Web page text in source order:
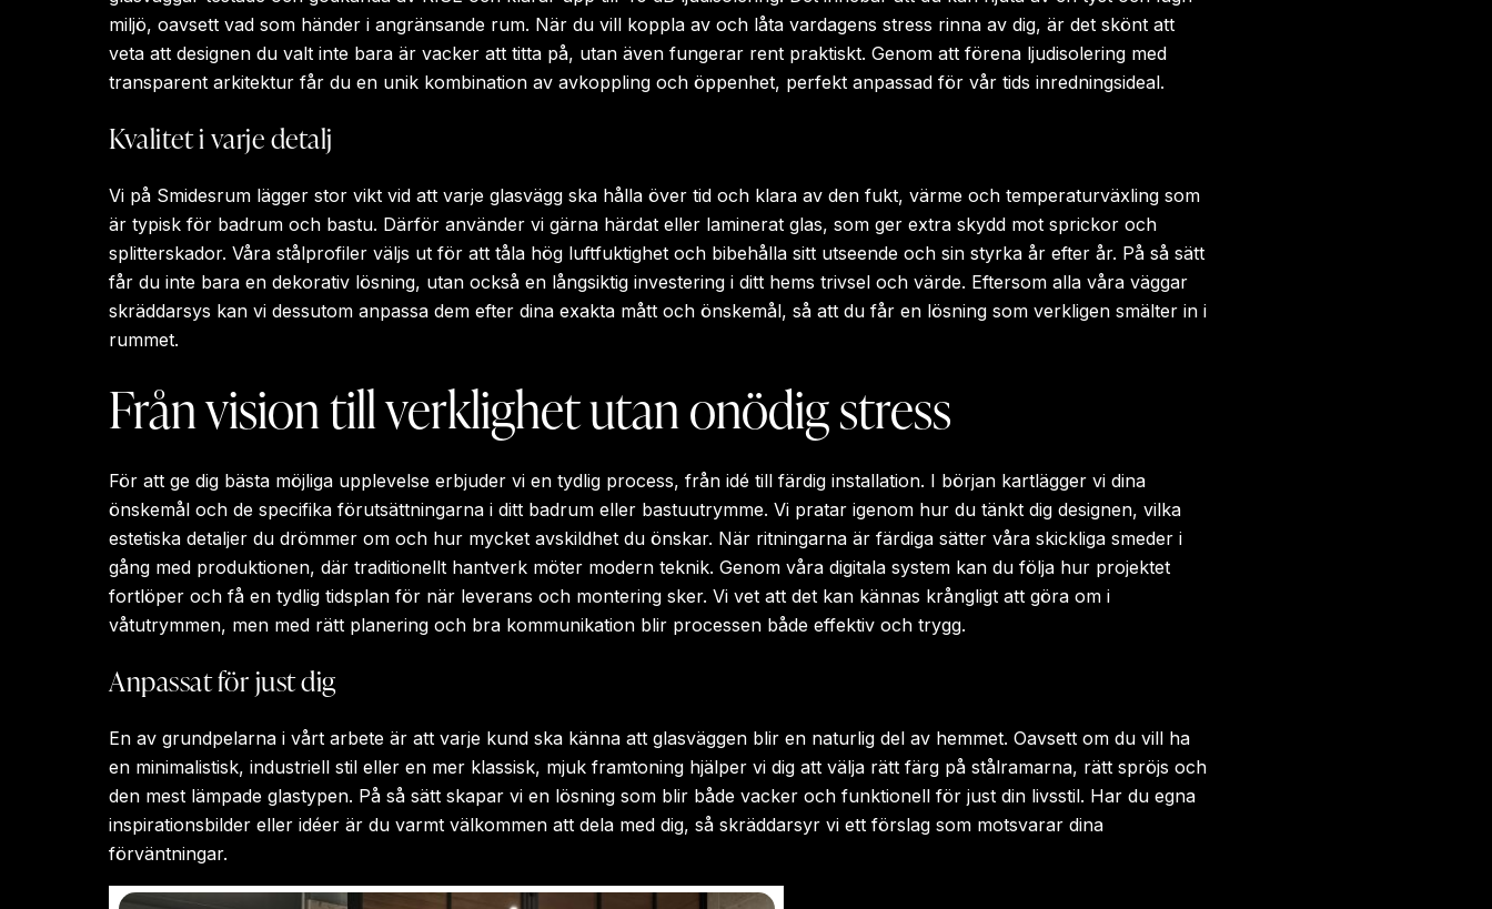
miljö, oavsett vad som händer i angränsande rum. När du vill koppla av och låta vardagens stress rinna av dig, är det skönt att
veta att designen du valt inte bara är vacker att titta på, utan även fungerar rent praktiskt. Genom att förena ljudisolering med
transparent arkitektur får du en unik kombination av avkoppling och öppenhet, perfekt anpassad för vår tids inredningsideal.
Kvalitet i varje detalj
Vi på Smidesrum lägger stor vikt vid att varje glasvägg ska hålla över tid och klara av den fukt, värme och temperaturväxling som
är typisk för badrum och bastu. Därför använder vi gärna härdat eller laminerat glas, som ger extra skydd mot sprickor och
splitterskador. Våra stålprofiler väljs ut för att tåla hög luftfuktighet och bibehålla sitt utseende och sin styrka år efter år. På så sätt
får du inte bara en dekorativ lösning, utan också en långsiktig investering i ditt hems trivsel och värde. Eftersom alla våra väggar
skräddarsys kan vi dessutom anpassa dem efter dina exakta mått och önskemål, så att du får en lösning som verkligen smälter in i
rummet.
Från vision till verklighet utan onödig stress
För att ge dig bästa möjliga upplevelse erbjuder vi en tydlig process, från idé till färdig installation. I början kartlägger vi dina
önskemål och de specifika förutsättningarna i ditt badrum eller bastuutrymme. Vi pratar igenom hur du tänkt dig designen, vilka
estetiska detaljer du drömmer om och hur mycket avskildhet du önskar. När ritningarna är färdiga sätter våra skickliga smeder i
gång med produktionen, där traditionellt hantverk möter modern teknik. Genom våra digitala system kan du följa hur projektet
fortlöper och få en tydlig tidsplan för när leverans och montering sker. Vi vet att det kan kännas krångligt att göra om i
våtutrymmen, men med rätt planering och bra kommunikation blir processen både effektiv och trygg.
Anpassat för just dig
En av grundpelarna i vårt arbete är att varje kund ska känna att glasväggen blir en naturlig del av hemmet. Oavsett om du vill ha
en minimalistisk, industriell stil eller en mer klassisk, mjuk framtoning hjälper vi dig att välja rätt färg på stålramarna, rätt spröjs och
den mest lämpade glastypen. På så sätt skapar vi en lösning som blir både vacker och funktionell för just din livsstil. Har du egna
inspirationsbilder eller idéer är du varmt välkommen att dela med dig, så skräddarsyr vi ett förslag som motsvarar dina
förväntningar.